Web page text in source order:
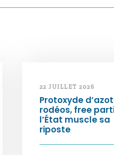
22 JUILLET 2026
Protoxyde
rodéos, free
l’État muscle sa
riposte